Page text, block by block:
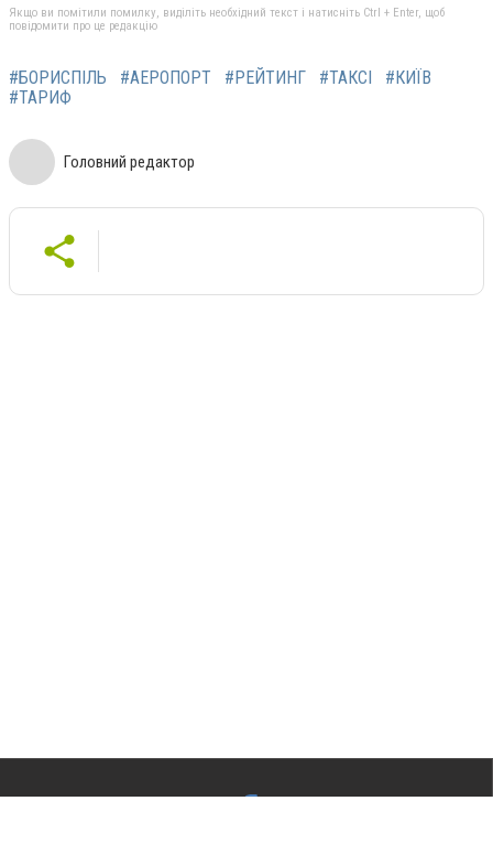
Якщо ви помітили помилку, виділіть необхідний текст і натисніть Ctrl + Enter, щоб
повідомити про це редакцію
#БОРИСПІЛЬ #АЕРОПОРТ #РЕЙТИНГ #ТАКСІ
#КИЇВ
#ТАРИФ
Головний редактор